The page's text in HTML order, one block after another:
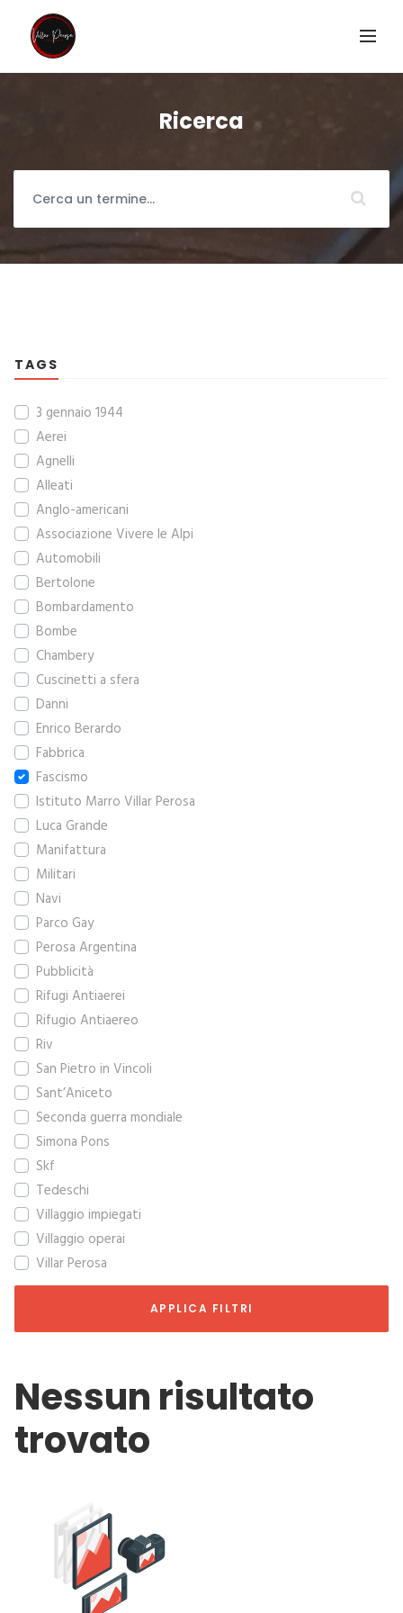
Ricerca
TAGS
3 gennaio 1944
Aerei
Agnelli
Alleati
Anglo-americani
Associazione Vivere le Alpi
Automobili
Bertolone
Bombardamento
Bombe
Chambery
Cuscinetti a sfera
Danni
Enrico Berardo
Fabbrica
Fascismo
Istituto Marro Villar Perosa
Luca Grande
Manifattura
Militari
Navi
Parco Gay
Perosa Argentina
Pubblicità
Rifugi Antiaerei
Rifugio Antiaereo
Riv
San Pietro in Vincoli
Sant’Aniceto
Seconda guerra mondiale
Simona Pons
Skf
Tedeschi
Villaggio impiegati
Villaggio operai
Villar Perosa
APPLICA FILTRI
Nessun risultato
trovato